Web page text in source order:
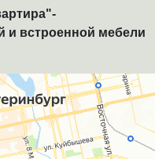
и встроенной мебели